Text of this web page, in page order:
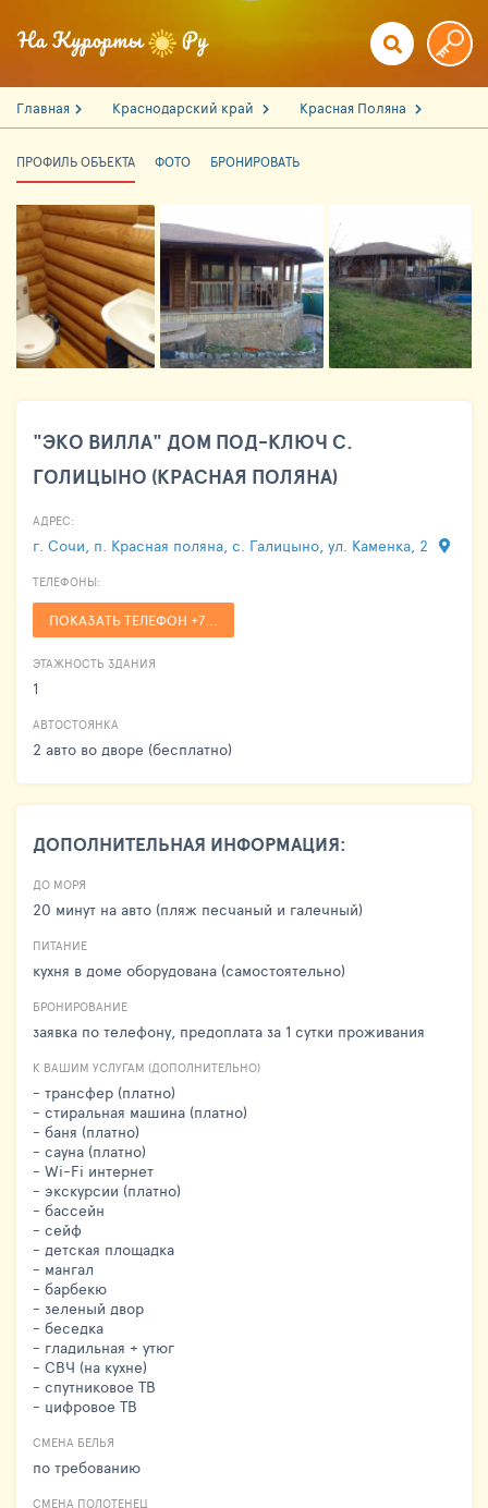
Главная Краснодарский край Красная Поляна
ПРОФИЛЬ ОБЪЕКТА ФОТО БРОНИРОВАТЬ
"ЭКО ВИЛЛА" ДОМ ПОД-КЛЮЧ С.
ГОЛИЦЫНО (КРАСНАЯ ПОЛЯНА)
АДРЕС:
г. Сочи, п. Красная поляна, с. Галицыно, ул. Каменка, 2
ТЕЛЕФОНЫ:
ПОКАЗАТЬ ТЕЛЕФОН +7...
ЭТАЖНОСТЬ ЗДАНИЯ
1
АВТОСТОЯНКА
2 авто во дворе (бесплатно)
ДОПОЛНИТЕЛЬНАЯ ИНФОРМАЦИЯ:
ДО МОРЯ
20 минут на авто (пляж песчаный и галечный)
ПИТАНИЕ
кухня в доме оборудована (самостоятельно)
БРОНИРОВАНИЕ
заявка по телефону, предоплата за 1 сутки проживания
К ВАШИМ УСЛУГАМ (ДОПОЛНИТЕЛЬНО)
- трансфер (платно)
- стиральная машина (платно)
- баня (платно)
- сауна (платно)
- Wi-Fi интернет
- экскурсии (платно)
- бассейн
- сейф
- детская площадка
- мангал
- барбекю
- зеленый двор
- беседка
- гладильная + утюг
- СВЧ (на кухне)
- спутниковое ТВ
- цифровое ТВ
СМЕНА БЕЛЬЯ
по требованию
СМЕНА ПОЛОТЕНЕЦ